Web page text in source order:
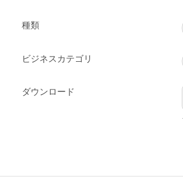
種類
ビジネスカテゴリ
ダウンロード